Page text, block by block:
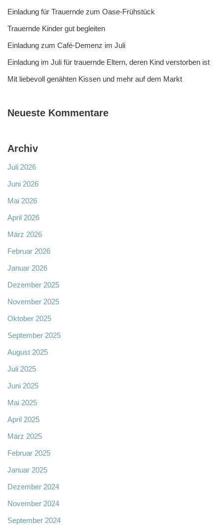
Einladung für Trauernde zum Oase-Frühstück
Trauernde Kinder gut begleiten
Einladung zum Café-Demenz im Juli
Einladung im Juli für trauernde Eltern, deren Kind verstorben ist
Mit liebevoll genähten Kissen und mehr auf dem Markt
Neueste Kommentare
Archiv
Juli 2026
Juni 2026
Mai 2026
April 2026
März 2026
Februar 2026
Januar 2026
Dezember 2025
November 2025
Oktober 2025
September 2025
August 2025
Juli 2025
Juni 2025
Mai 2025
April 2025
März 2025
Februar 2025
Januar 2025
Dezember 2024
November 2024
September 2024